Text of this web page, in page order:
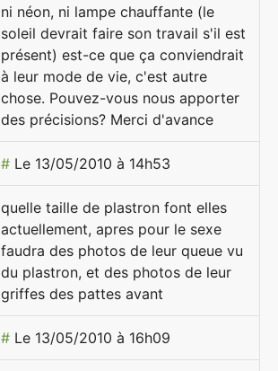
ni néon, ni lampe chauffante (le
soleil devrait faire son travail s'il est
présent) est-ce que ça conviendrait
à leur mode de vie, c'est autre
chose. Pouvez-vous nous apporter
des précisions? Merci d'avance
# Le 13/05/2010 à 14h53
quelle taille de plastron font elles
actuellement, apres pour le sexe
faudra des photos de leur queue vu
du plastron, et des photos de leur
griffes des pattes avant
# Le 13/05/2010 à 16h09